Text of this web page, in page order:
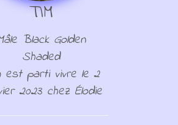
TIM
Black Golden
Shaded
est parti vivre le 2
2023 chez Élodie